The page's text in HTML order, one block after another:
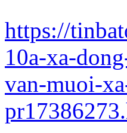
https://
10a-xa-
van-muoi-